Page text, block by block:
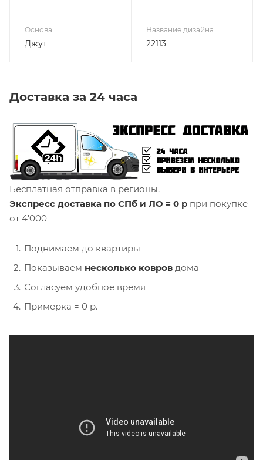
Основа
Джут
Название дизайна
22113
Доставка за 24 часа
Бесплатная отправка в регионы.
Экспресс доставка по СПб и ЛО = 0 р при покупке
от 4'000
Поднимаем до квартиры
Показываем несколько ковров дома
Согласуем удобное время
Примерка = 0 р.